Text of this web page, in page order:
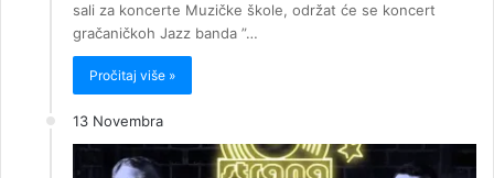
sali za koncerte Muzičke škole, održat će se koncert
gračaničkoh Jazz banda ”…
Pročitaj više »
13 Novembra